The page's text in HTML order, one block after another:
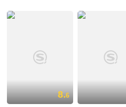
8.6